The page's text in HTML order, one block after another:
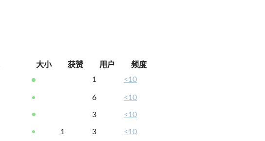
大小 获赞 用户
频度
1
<10
6
<10
3
<10
1 3
<10